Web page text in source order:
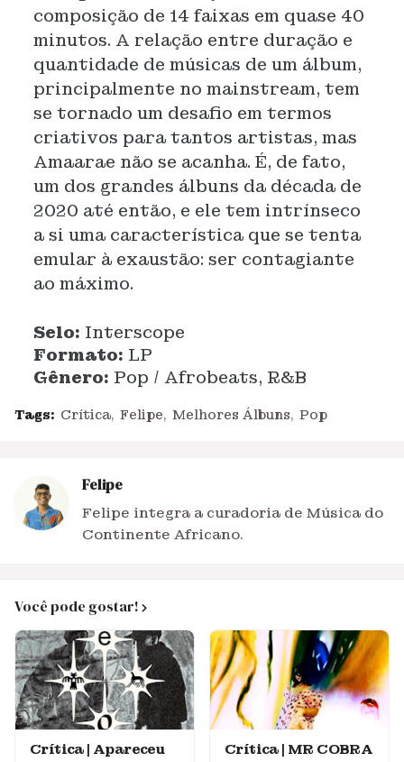
composição de 14 faixas em quase 40
minutos. A relação entre duração e
quantidade de músicas de um álbum,
principalmente no mainstream, tem
se tornado um desafio em termos
criativos para tantos artistas, mas
Amaarae não se acanha. É, de fato,
um dos grandes álbuns da década de
2020 até então, e ele tem intrínseco
a si uma característica que se tenta
emular à exaustão: ser contagiante
ao máximo.
Selo: Interscope
Formato: LP
Gênero: Pop / Afrobeats, R&B
Tags: Crítica Felipe Melhores Álbuns Pop
Felipe
Felipe integra a curadoria de Música do
Continente Africano.
Você pode gostar!
Crítica | Apareceu Crítica | MR COBRA